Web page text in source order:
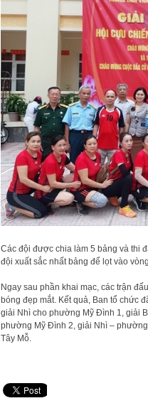
Các đội được chia làm 5 bảng và thi
đội xuất sắc nhất bảng để lọt vào
Ngay sau phần khai mạc, các trận
bóng đẹp mắt. Kết quả, Ban tổ chức
giải Nhì cho phường Mỹ Đình 1, giải
phường Mỹ Đình 2, giải Nhì –
Tây Mỗ.